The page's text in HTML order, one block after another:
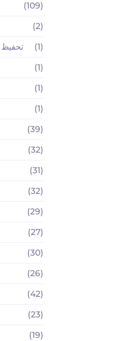
(109)
(2)
تحفيظ
(1)
(1)
(1)
(1)
(39)
(32)
(31)
(32)
(29)
(27)
(30)
(26)
(42)
(23)
(19)